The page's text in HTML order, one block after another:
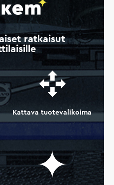
ratkaisut
Kattava tuotevalikoima